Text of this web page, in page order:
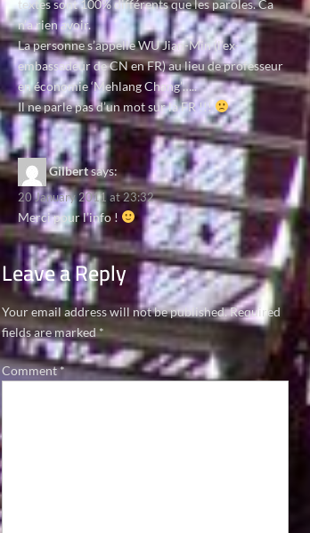
textes sont 100% différents que les paroles. Ca
n’a rien avoir.
La personne s’appelle WU Jian-Min (l’ex-
embassadeur de CN en FR) au lieu de professeur
en économie ‘Mehlang Chang’…..
Il ne parle pas d’un mot sur la FR !!!
Gilbertsays:
20 January 2011 at 23:32
Merci pour l’info !
Leave a Reply
Your email address will not be published.Required
fields are marked*
Comment*